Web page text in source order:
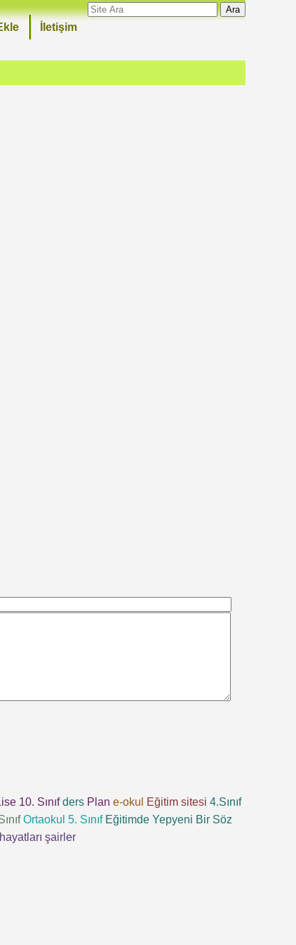
Ara
İletişim
10. Sınıf ders Plan e-okul Eğitim sitesi 4.Sınıf
Ortaokul 5. Sınıf Eğitimde Yepyeni Bir Söz
hayatları şairler